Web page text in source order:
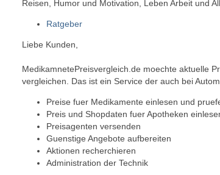
Reisen, Humor und Motivation, Leben Arbeit und
Ratgeber
Liebe Kunden,
MedikamnetePreisvergleich.de moechte aktuelle
vergleichen. Das ist ein Service der auch bei
Preise fuer Medikamente einlesen und
Preis und Shopdaten fuer Apotheken
Preisagenten versenden
Guenstige Angebote aufbereiten
Aktionen recherchieren
Administration der Technik